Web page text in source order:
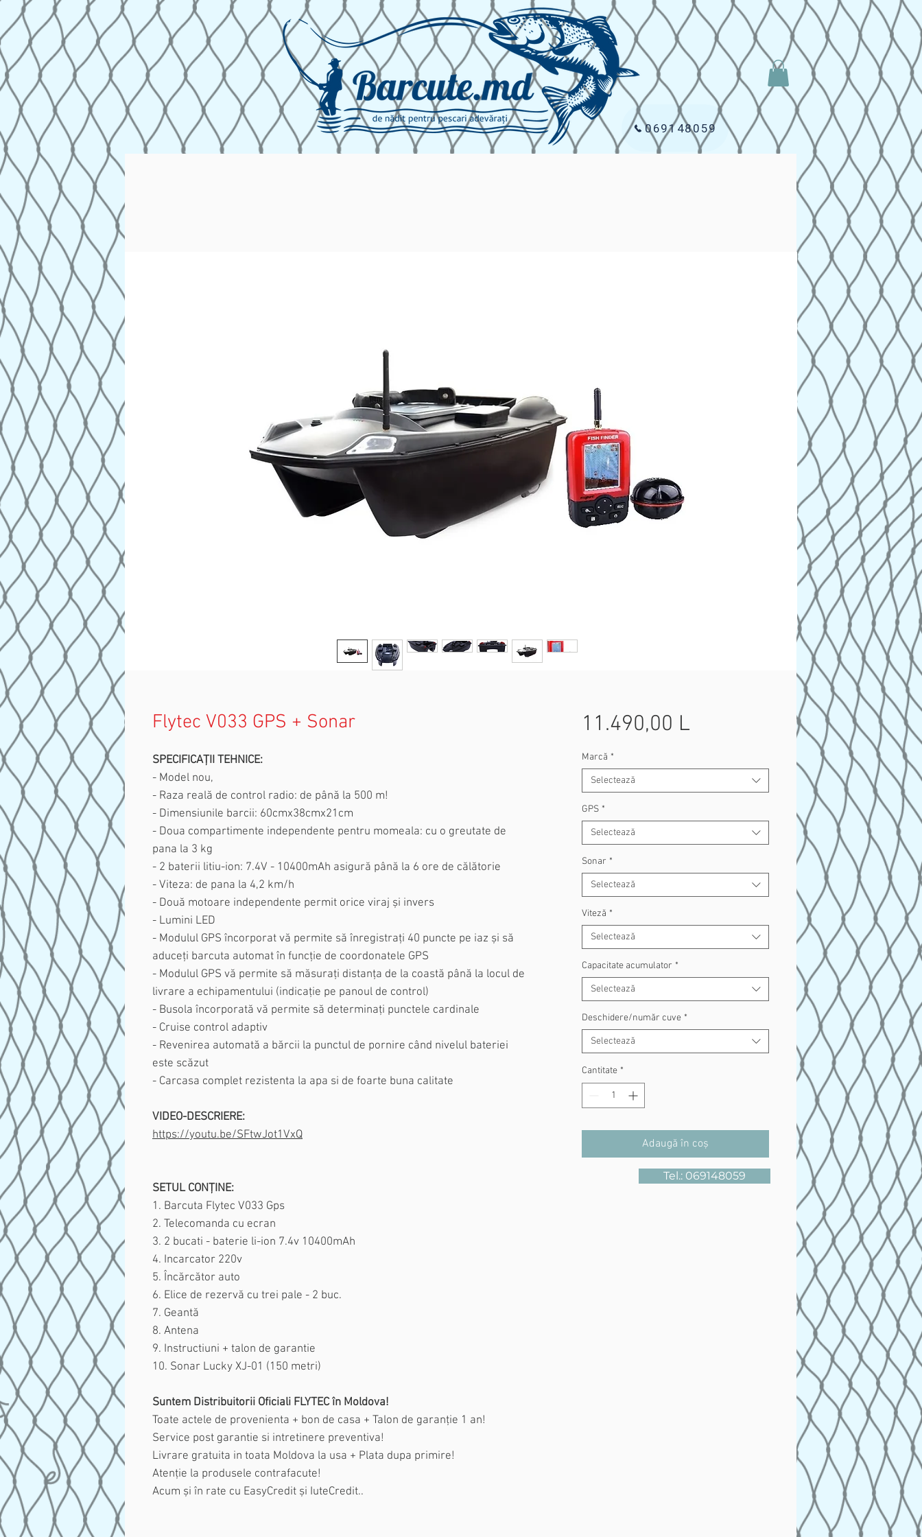
069148059
Flytec V033 GPS + Sonar
SPECIFICAȚII TEHNICE:
- Model nou,
- Raza reală de control radio: de până la 500 m!
- Dimensiunile barcii: 60cmx38cmx21cm
- Doua compartimente independente pentru momeala: cu o greutate de
pana la 3 kg
- 2 baterii litiu-ion: 7.4V - 10400mAh asigură până la 6 ore de călătorie
- Viteza: de pana la 4,2 km/h
- Două motoare independente permit orice viraj și invers
- Lumini LED
- Modulul GPS încorporat vă permite să înregistrați 40 puncte pe iaz și să
aduceți barcuta automat în funcție de coordonatele GPS
- Modulul GPS vă permite să măsurați distanța de la coastă până la locul de
livrare a echipamentului (indicație pe panoul de control)
- Busola încorporată vă permite să determinați punctele cardinale
- Cruise control adaptiv
- Revenirea automată a bărcii la punctul de pornire când nivelul bateriei
este scăzut
- Carcasa complet rezistenta la apa si de foarte buna calitate
VIDEO-DESCRIERE:
https://youtu.be/SFtwJot1VxQ
SETUL CONȚINE:
1. Barcuta Flytec V033 Gps
2. Telecomanda cu ecran
3. 2 bucati - baterie li-ion 7.4v 10400mAh
4. Incarcator 220v
5. Încărcător auto
6. Elice de rezervă cu trei pale - 2 buc.
7. Geantă
8. Antena
9. Instructiuni + talon de garantie
10. Sonar Lucky XJ-01 (150 metri)
Suntem Distribuitorii Oficiali FLYTEC în Moldova!
Toate actele de provenienta + bon de casa + Talon de garanție 1 an!
Service post garantie si intretinere preventiva!
Livrare gratuita in toata Moldova la usa + Plata dupa primire!
Atenție la produsele contrafacute!
Acum și în rate cu EasyCredit și IuteCredit..
11.490,00 L
Marcă *
Selectează
GPS *
Selectează
Sonar *
Selectează
Viteză *
Selectează
Capacitate acumulator *
Selectează
Deschidere/număr cuve *
Selectează
Cantitate *
Adaugă în coș
Tel.: 069148059